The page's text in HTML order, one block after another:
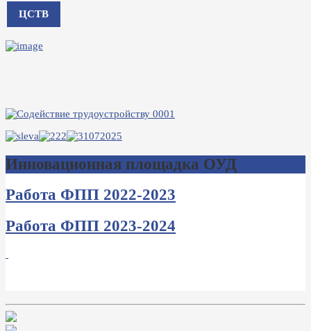
ЦСТВ
Инновационная площадка ОУД
Работа ФПП 2022-2023
Работа ФПП 2023-2024